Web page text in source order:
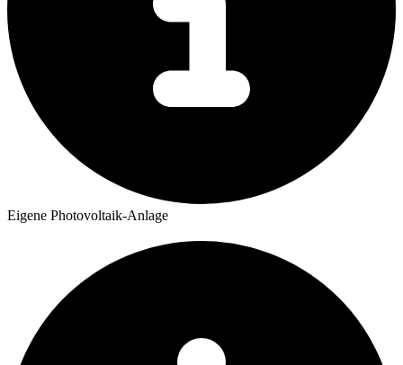
Eigene Photovoltaik-Anlage